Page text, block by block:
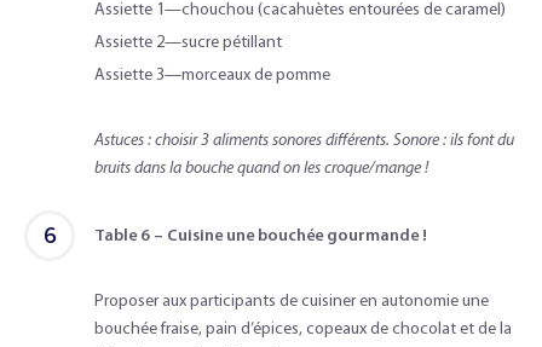
Assiette 1—chouchou (cacahuètes entourées de caramel)
Assiette 2—sucre pétillant
Assiette 3—morceaux de pomme
Astuces : choisir 3 aliments sonores différents. Sonore : ils font du
bruits dans la bouche quand on les croque/mange !
6 Table 6 – Cuisine une bouchée gourmande !
Proposer aux participants de cuisiner en autonomie une
bouchée fraise, pain d’épices, copeaux de chocolat et de la